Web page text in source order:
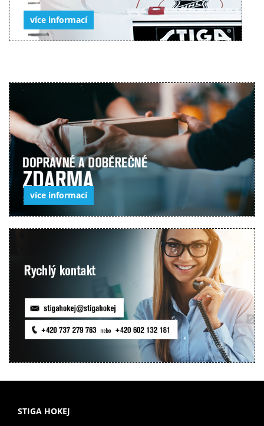
více informací
více informací
STIGA HOKEJ